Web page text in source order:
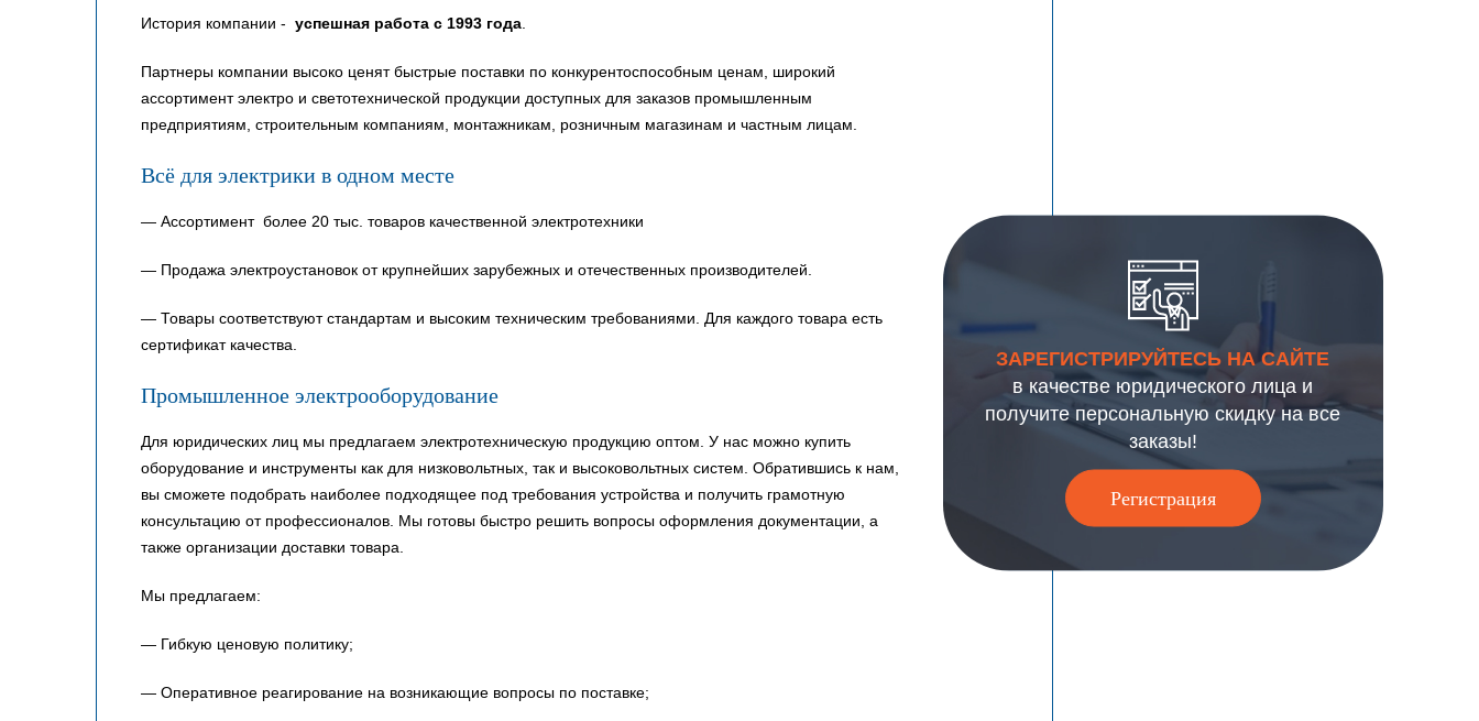
История компании - успешная работа с 1993 года
Партнеры компании высоко ценят быстрые поставки по конкурентоспособным ценам, широкий
ассортимент электро и светотехнической продукции доступных для заказов промышленным
предприятиям, строительным компаниям, монтажникам, розничным магазинам и частным лицам.
Всё для электрики в одном месте
— Ассортимент более 20 тыс. товаров качественной электротехники
— Продажа электроустановок от крупнейших зарубежных и отечественных производителей.
— Товары соответствуют стандартам и высоким техническим требованиями. Для каждого товара есть
сертификат качества.
Промышленное электрооборудование
Для юридических лиц мы предлагаем электротехническую продукцию оптом. У нас можно купить
оборудование и инструменты как для низковольтных, так и высоковольтных систем. Обратившись к нам,
вы сможете подобрать наиболее подходящее под требования устройства и получить грамотную
консультацию от профессионалов. Мы готовы быстро решить вопросы оформления документации, а
также организации доставки товара.
Мы предлагаем:
— Гибкую ценовую политику;
— Оперативное реагирование на возникающие вопросы по поставке;
ЗАРЕГИСТРИРУЙТЕСЬ НА САЙТЕ
в качестве юридического лица и
получите персональную скидку на все
заказы!
Регистрация